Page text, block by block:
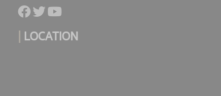
| LOCATION